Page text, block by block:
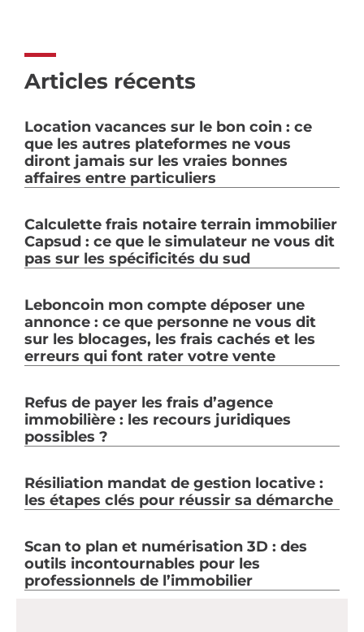
Articles récents
Location vacances sur le bon coin : ce
que les autres plateformes ne vous
diront jamais sur les vraies bonnes
affaires entre particuliers
Calculette frais notaire terrain immobilier
Capsud : ce que le simulateur ne vous dit
pas sur les spécificités du sud
Leboncoin mon compte déposer une
annonce : ce que personne ne vous dit
sur les blocages, les frais cachés et les
erreurs qui font rater votre vente
Refus de payer les frais d’agence
immobilière : les recours juridiques
possibles ?
Résiliation mandat de gestion locative :
les étapes clés pour réussir sa démarche
Scan to plan et numérisation 3D : des
outils incontournables pour les
professionnels de l’immobilier